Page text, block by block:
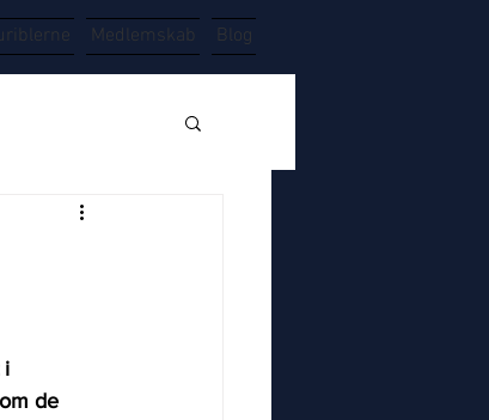
Medlemskab Blog
i
de